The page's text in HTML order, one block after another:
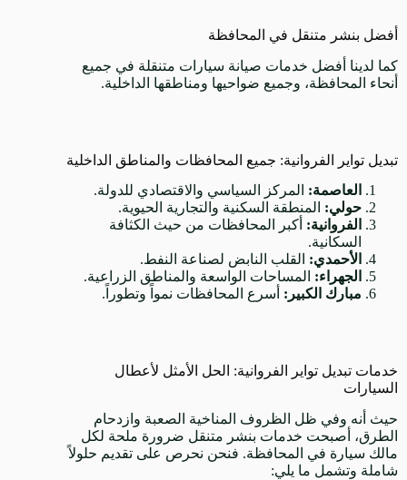
أفضل بنشر متنقل في المحافظة
كما لدينا أفضل خدمات صيانة سيارات متنقلة في جميع
أنحاء المحافظة، وجميع ضواحيها ومناطقها الداخلية.
تبديل تواير الفروانية: جميع المحافظات والمناطق الداخلية
العاصمة: المركز السياسي والاقتصادي للدولة.
حولي: المنطقة السكنية والتجارية الحيوية.
الفروانية: أكبر المحافظات من حيث الكثافة
السكانية.
الأحمدي: القلب النابض لصناعة النفط.
الجهراء: المساحات الواسعة والمناطق الزراعية.
مبارك الكبير: أسرع المحافظات نمواً وتطوراً.
خدمات تبديل تواير الفروانية: الحل الأمثل لأعطال
السيارات
حيث أنه وفي ظل الظروف المناخية الصعبة وازدحام
الطرق، أصبحت خدمات بنشر متنقل ضرورة ملحة لكل
مالك سيارة في المحافظة. فنحن نحرص على تقديم حلولاً
شاملة وتشمل ما يلي: